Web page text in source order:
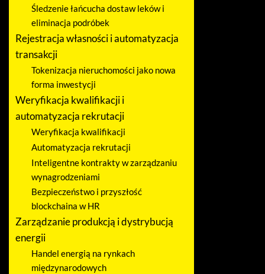
Śledzenie łańcucha dostaw leków i
eliminacja podróbek
Rejestracja własności i automatyzacja
transakcji
Tokenizacja nieruchomości jako nowa
forma inwestycji
Weryfikacja kwalifikacji i
automatyzacja rekrutacji
Weryfikacja kwalifikacji
Automatyzacja rekrutacji
Inteligentne kontrakty w zarządzaniu
wynagrodzeniami
Bezpieczeństwo i przyszłość
blockchaina w HR
Zarządzanie produkcją i dystrybucją
energii
Handel energią na rynkach
międzynarodowych